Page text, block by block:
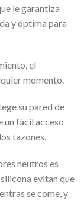
le garantiza
y óptima para
el
momento.
su pared de
un fácil acceso
tazones.
neutros es
evitan que
se come, y